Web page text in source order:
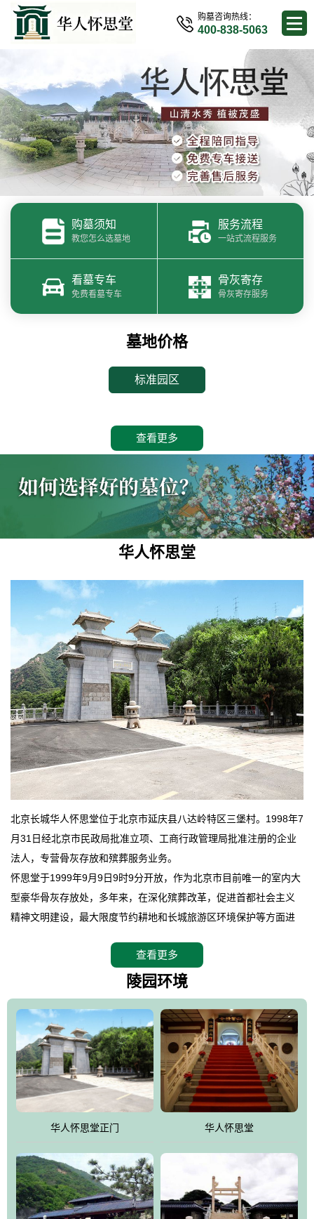
购墓咨询热线：
400-838-5063
购墓须知
教您怎么选墓地
服务流程
一站式流程服务
看墓专车
免费看墓专车
骨灰寄存
骨灰寄存服务
墓地价格
标准园区
查看更多
华人怀思堂
北京长城华人怀思堂位于北京市延庆县八达岭特区三堡村。1998年7
月31日经北京市民政局批准立项、工商行政管理局批准注册的企业
法人，专营骨灰存放和殡葬服务业务。
怀思堂于1999年9月9日9时9分开放，作为北京市目前唯一的室内大
型豪华骨灰存放处，多年来，在深化殡葬改革，促进首都社会主义
精神文明建设，最大限度节约耕地和长城旅游区环境保护等方面进
怀思堂辖区面积15万平方米，整体建筑面积5．8万平方米。主体建
筑有：怀思堂豪华墓室、礼祭大厅、随缘阁、百家姓觅宗长廊等。
仲、无字碑、香灯等。典型的仿秦、汉建筑风格。蓝色的琉璃瓦屋
顶，朱砂红的门、窗、柱、墙，汉白玉雕刻的雄狮、华表，花岗岩
铺成的路面和台阶，洒落其间的花卉、松柏与万里长城浑然一体、
气势宏伟、古朴端庄、别具一格。怀思堂大殿入口两侧是用蜡染技
术描绘的抽象派创意绘画，大环境中的长城文化与炎黄始祖，小环
境的绘画中的河流、山川、彩云、明月，意喻着往生者与长城同
伴，与祖宗同眠，他（她）们的思想与品德与山河同在，与日月同
辉。
怀思堂作为豪华室内骨灰存放处，将干支纪年、五行相生相克、天
人合一、太极八卦、生辰八字及生肖等有机结合到历史文化中。一
厅七千个福位分十二小区，按十二地支命名。客户选位，可依据生
查看更多
陵园环境
华人怀思堂正门 华人怀思堂